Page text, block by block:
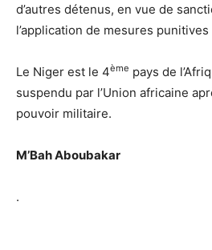
d’autres détenus, en vue de
l’application de mesures
Le Niger est le 4ème pays de
suspendu par l’Union africaine
pouvoir militaire.
M’Bah Aboubakar
.